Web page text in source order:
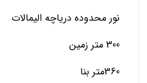
نور محدوده دریاچه الیمالات
300 متر زمین
360متر بنا